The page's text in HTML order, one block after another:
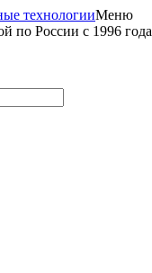
Меню
по России с 1996 года